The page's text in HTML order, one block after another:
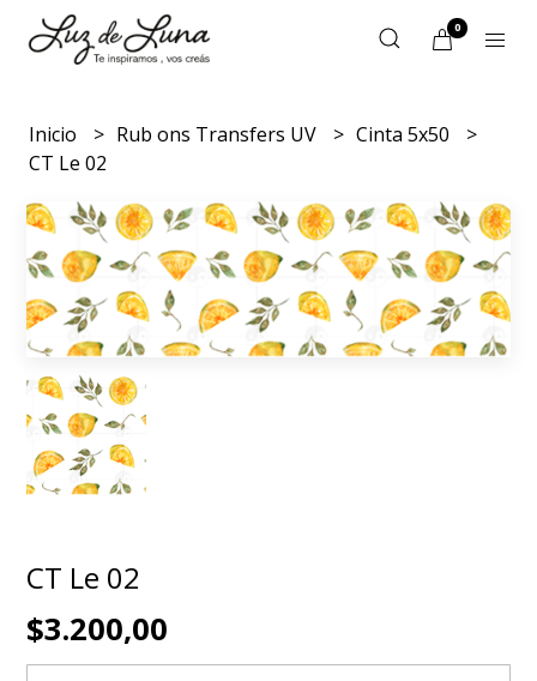
0
Inicio Rub ons Transfers UV
Cinta 5x50
CT Le 02
CT Le 02
$3.200,00